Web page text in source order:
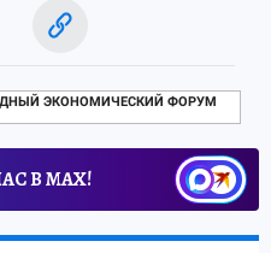
ЭКОНОМИЧЕСКИЙ ФОРУМ
В МАХ!